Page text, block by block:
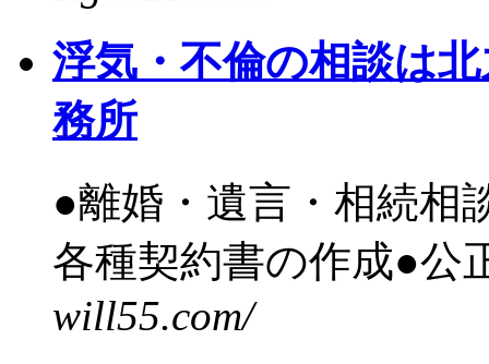
浮気・不倫の相談は
務所
●離婚・遺言・相続相
各種契約書の作成●公
will55.com/